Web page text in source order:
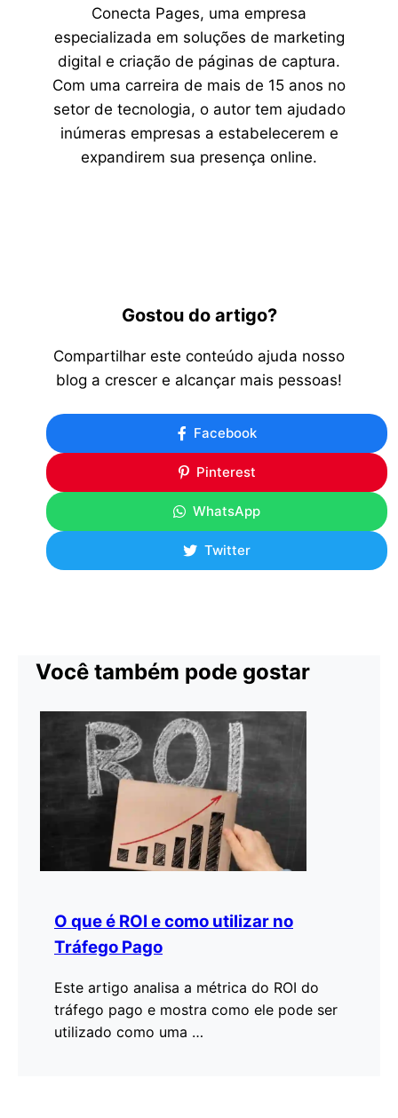
Conecta Pages, uma empresa
especializada em soluções de marketing
digital e criação de páginas de captura.
Com uma carreira de mais de 15 anos no
setor de tecnologia, o autor tem ajudado
inúmeras empresas a estabelecerem e
expandirem sua presença online.
Gostou do artigo?
Compartilhar este conteúdo ajuda nosso
blog a crescer e alcançar mais pessoas!
Facebook
Pinterest
WhatsApp
Twitter
Você também pode gostar
O que é ROI e como utilizar no
Tráfego Pago
Este artigo analisa a métrica do ROI do
tráfego pago e mostra como ele pode ser
utilizado como uma …